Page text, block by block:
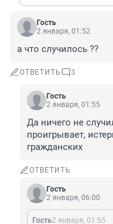
Гость
2 января, 01:52
а что случилось ??
ОТВЕТИТЬ 3
Гость
2 января, 01:55
Да ничего не
проигрывает,
гражданских
ОТВЕТИТЬ
Гость
2 января, 06:00
Гость2 января, 01:55